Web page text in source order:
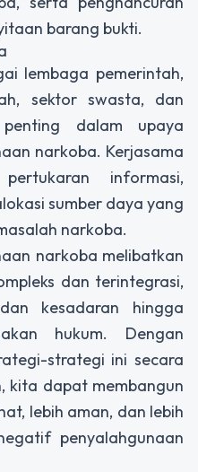
barang bukti.
lembaga pemerintah,
sektor swasta, dan
dalam upaya
narkoba. Kerjasama
informasi,
sumber daya yang
narkoba.
narkoba melibatkan
dan terintegrasi,
kesadaran hingga
hukum. Dengan
strategi ini secara
kita dapat membangun
lebih aman, dan lebih
penyalahgunaan